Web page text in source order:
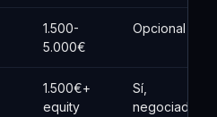
1.500-
5.000€
Opcional
1.500€+
equity
Sí,
negociado